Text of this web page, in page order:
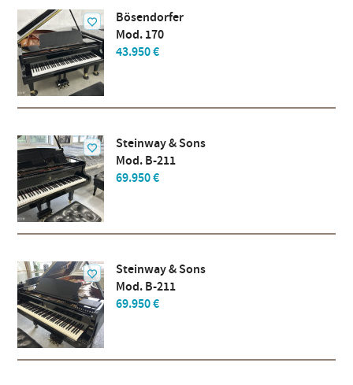
Bösendorfer
Mod. 170
43.950 €
Steinway & Sons
Mod. B-211
69.950 €
Steinway & Sons
Mod. B-211
69.950 €